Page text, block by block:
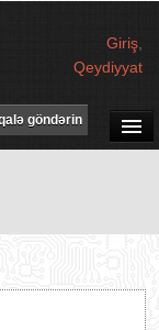
Giriş
Qeydiyyat
TV
göndərin